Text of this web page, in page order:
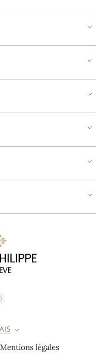
Mentions légales